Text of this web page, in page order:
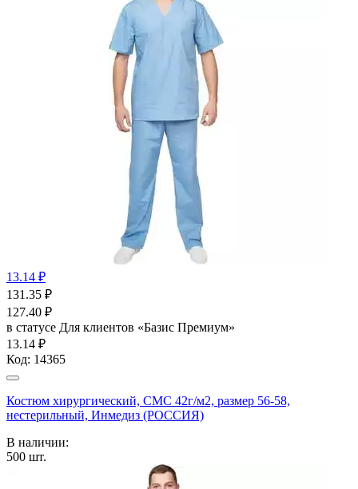
13.14 ₽
131.35 ₽
127.40 ₽
в статусе Для клиентов «Базис Премиум»
13.14 ₽
Код: 14365
Костюм хирургический, СМС 42г/м2, размер 56-58,
нестерильный, Инмедиз (РОССИЯ)
В наличии:
500 шт.